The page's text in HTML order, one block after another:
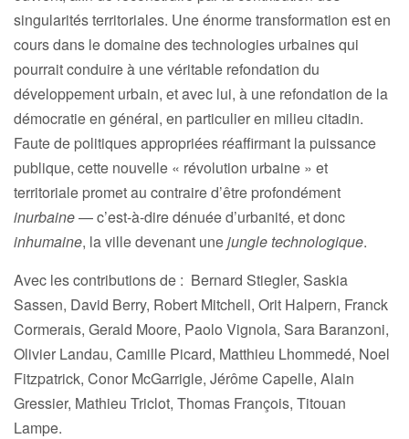
singularités territoriales. Une énorme transformation est en
cours dans le domaine des technologies urbaines qui
pourrait conduire à une véritable refondation du
développement urbain, et avec lui, à une refondation de la
démocratie en général, en particulier en milieu citadin.
Faute de politiques appropriées réaffirmant la puissance
publique, cette nouvelle « révolution urbaine » et
territoriale promet au contraire d’être profondément
inurbaine— c’est-à-dire dénuée d’urbanité, et donc
inhumaine, la ville devenant unejungle technologique.
Avec les contributions de : Bernard Stiegler, Saskia
Sassen, David Berry, Robert Mitchell, Orit Halpern, Franck
Cormerais, Gerald Moore, Paolo Vignola, Sara Baranzoni,
Olivier Landau, Camille Picard, Matthieu Lhommedé, Noel
Fitzpatrick, Conor McGarrigle, Jérôme Capelle, Alain
Gressier, Mathieu Triclot, Thomas François, Titouan
Lampe.